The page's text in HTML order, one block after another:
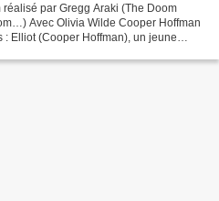
par Gregg Araki (The Doom
Avec Olivia Wilde Cooper Hoffman